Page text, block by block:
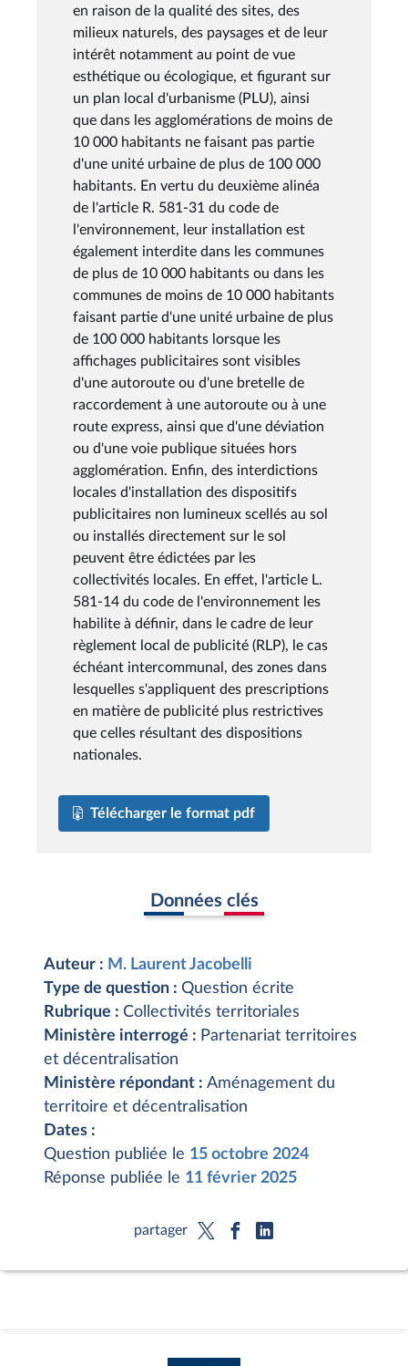
en raison de la qualité des sites, des
milieux naturels, des paysages et de leur
intérêt notamment au point de vue
esthétique ou écologique, et figurant sur
un plan local d'urbanisme (PLU), ainsi
que dans les agglomérations de moins de
10 000 habitants ne faisant pas partie
d'une unité urbaine de plus de 100 000
habitants. En vertu du deuxième alinéa
de l'article R. 581-31 du code de
l'environnement, leur installation est
également interdite dans les communes
de plus de 10 000 habitants ou dans les
communes de moins de 10 000 habitants
faisant partie d'une unité urbaine de plus
de 100 000 habitants lorsque les
affichages publicitaires sont visibles
d'une autoroute ou d'une bretelle de
raccordement à une autoroute ou à une
route express, ainsi que d'une déviation
ou d'une voie publique situées hors
agglomération. Enfin, des interdictions
locales d'installation des dispositifs
publicitaires non lumineux scellés au sol
ou installés directement sur le sol
peuvent être édictées par les
collectivités locales. En effet, l'article L.
581-14 du code de l'environnement les
habilite à définir, dans le cadre de leur
règlement local de publicité (RLP), le cas
échéant intercommunal, des zones dans
lesquelles s'appliquent des prescriptions
en matière de publicité plus restrictives
que celles résultant des dispositions
nationales.
Télécharger le format pdf
Données clés
Auteur : M. Laurent Jacobelli
Type de question : Question écrite
Rubrique : Collectivités territoriales
Ministère interrogé : Partenariat territoires
et décentralisation
Ministère répondant : Aménagement du
territoire et décentralisation
Dates :
Question publiée le 15 octobre 2024
Réponse publiée le 11 février 2025
partager